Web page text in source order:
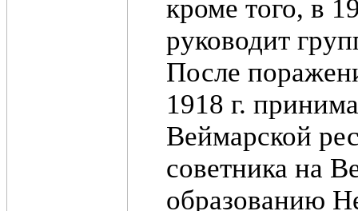
кроме того, в
руководит
После
1918 г.
Веймарской
советника на
образованию